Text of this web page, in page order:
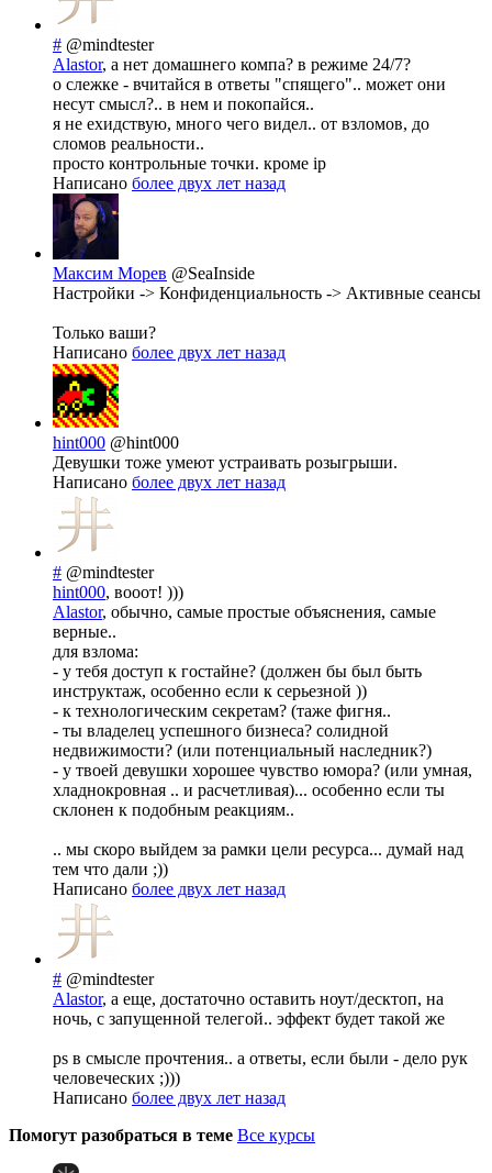
# @mindtester
Alastor, а нет домашнего компа? в режиме 24/7?
о слежке - вчитайся в ответы "спящего".. может они
несут смысл?.. в нем и покопайся..
я не ехидствую, много чего видел.. от взломов, до
сломов реальности..
просто контрольные точки. кроме ip
Написано более двух лет назад
Максим Морев @SeaInside
Настройки -> Конфиденциальность -> Активные сеансы
Только ваши?
Написано более двух лет назад
hint000 @hint000
Девушки тоже умеют устраивать розыгрыши.
Написано более двух лет назад
# @mindtester
hint000, вооот! )))
Alastor, обычно, самые простые объяснения, самые
верные..
для взлома:
- у тебя доступ к гостайне? (должен бы был быть
инструктаж, особенно если к серьезной ))
- к технологическим секретам? (таже фигня..
- ты владелец успешного бизнеса? солидной
недвижимости? (или потенциальный наследник?)
- у твоей девушки хорошее чувство юмора? (или умная,
хладнокровная .. и расчетливая)... особенно если ты
склонен к подобным реакциям..
.. мы скоро выйдем за рамки цели ресурса... думай над
тем что дали ;))
Написано более двух лет назад
# @mindtester
Alastor, а еще, достаточно оставить ноут/десктоп, на
ночь, с запущенной телегой.. эффект будет такой же
ps в смысле прочтения.. а ответы, если были - дело рук
человеческих ;)))
Написано более двух лет назад
Помогут разобраться в теме Все курсы